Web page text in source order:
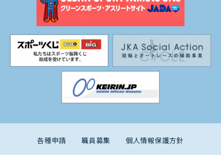
各種申請 職員募集 個人情報保護方針